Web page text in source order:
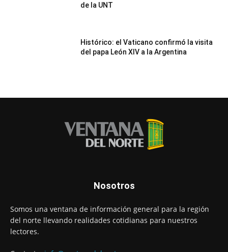
de la UNT
Histórico: el Vaticano confirmó la visita
del papa León XIV a la Argentina
Nosotros
Somos una ventana de información general para la región
del norte llevando realidades cotidianas para nuestros
lectores.